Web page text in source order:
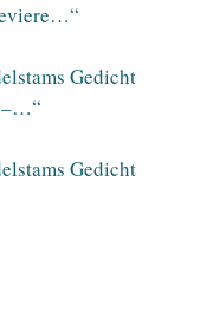
Gedicht
–…“
Gedicht